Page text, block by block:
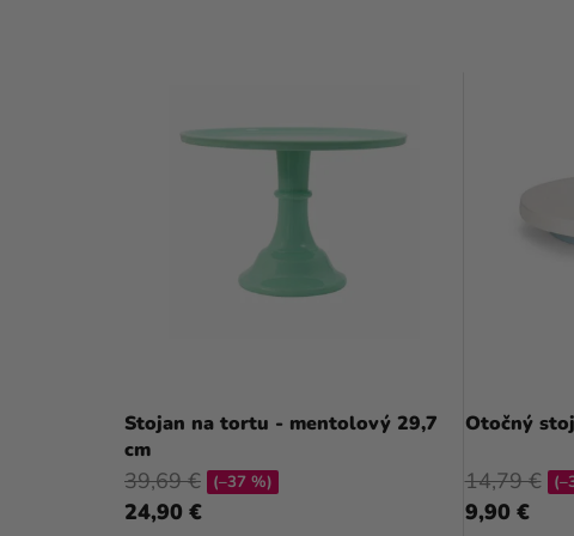
Stojan na tortu - mentolový 29,7
cm
24,90 €
39,69 € (–37 %)
Otočný
9,90 €
14,79 €